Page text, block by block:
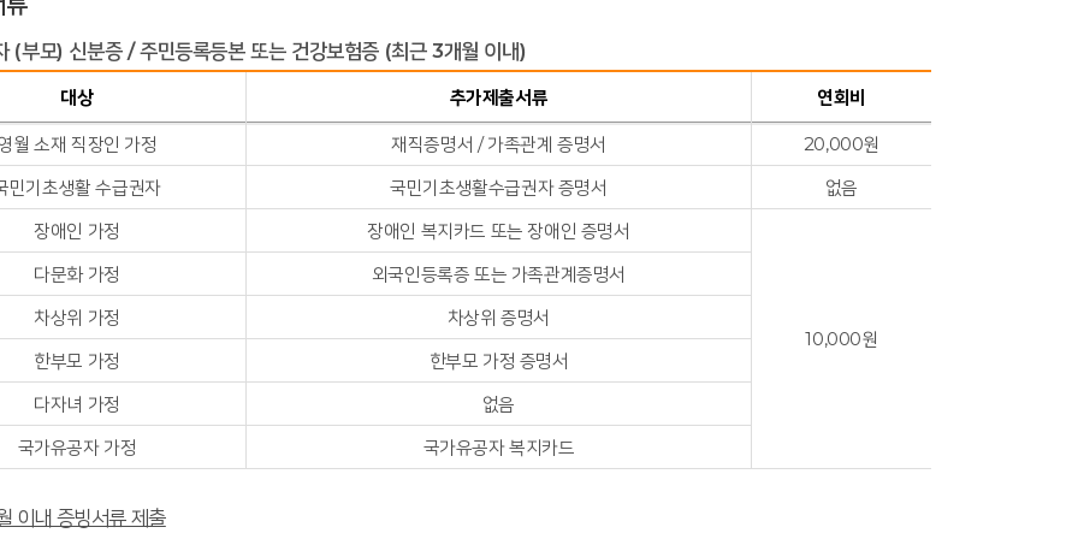
(부모) 신분증 / 주민등록등본 또는 건강보험증 (최근 3개월 이내)
대상 추가제출서류 연회비
월 소재 직장인 가정 재직증명서 / 가족관계 증명서
20,000원
민기초생활 수급권자
국민기초생활수급권자 증명서
없음
장애인 가정
장애인 복지카드 또는 장애인 증명서
10,000원
다문화 가정
외국인등록증 또는 가족관계증명서
차상위 가정
차상위 증명서
한부모 가정
한부모 가정 증명서
다자녀 가정
없음
국가유공자 가정
국가유공자 복지카드
이내 증빙서류 제출